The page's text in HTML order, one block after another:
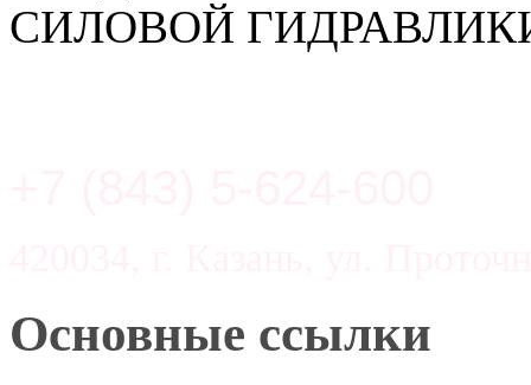
СИЛОВОЙ
Основные ссылки